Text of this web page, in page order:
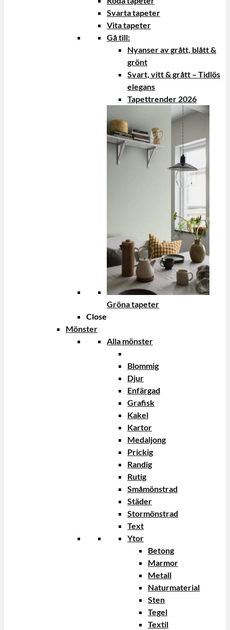
Svarta tapeter
Vita tapeter
Gå till:
Nyanser av grått, blått &
grönt
Svart, vitt & grått – Tidlös
elegans
Tapettrender 2026
Gröna tapeter
Close
Mönster
Alla mönster
Blommig
Djur
Enfärgad
Grafisk
Kakel
Kartor
Medaljong
Prickig
Randig
Rutig
Småmönstrad
Städer
Stormönstrad
Text
Ytor
Betong
Marmor
Metall
Naturmaterial
Sten
Tegel
Textil